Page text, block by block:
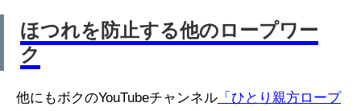
ほつれを防止する他のロープワー
ク
他にもボクのYouTubeチャンネル 「ひとり親方ロープ